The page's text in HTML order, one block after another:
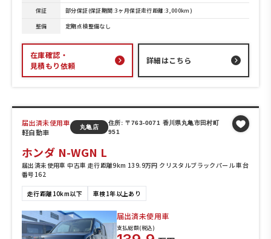
保証
部分保証(保証期間:3ヶ月保証走行距離:3,000km)
整備
定期点検整備なし
在庫確認・
見積もり依頼
詳細はこちら
届出済未使用車
軽自動車
丸亀店
住所: 〒763-0071 香川県丸亀市田村町
951
ホンダ N-WGN L
届出済未使用車 中古車 走行距離9km 139.9万円 クリスタルブラックパール 車台
番号162
走行距離10km以下 車検1年以上あり
届出済未使用車
支払総額(税込)